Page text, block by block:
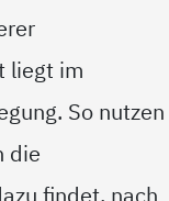
liegt im
So nutzen
die
findet, nach